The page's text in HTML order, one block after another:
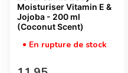
Moisturiser Vitamin E &
Jojoba - 200 ml
(Coconut Scent)
En rupture de stock